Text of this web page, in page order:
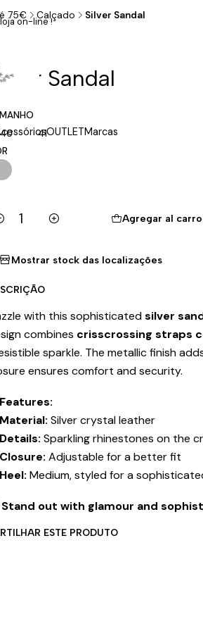
OUTLETMarcas
on-line !
75€ Calçado Silver Sandal
Sandal
40 41
Agregar al carro
Mostrar stock das localizações
with this sophisticatedsilver
combines crisscrossing straps
sparkle. The metallic finish
ensures comfort and security.
Material: Silver crystal leather
Details: Sparkling rhinestones on the
Closure: Adjustable for a better fit
Heel: Medium, styled for a
Stand out with glamour and
ESTE PRODUTO